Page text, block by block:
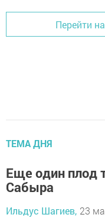
Перейти
ТЕМА ДНЯ
Еще один плод
Сабыра
Ильдус Шагиев, 23